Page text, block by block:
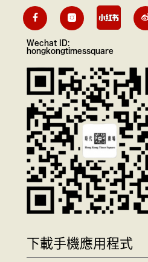
Wechat ID:
hongkongtimessquare
下載手機應用程式